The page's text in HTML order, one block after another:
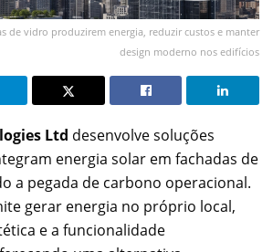
de vidro produzirem energia, reduzir custos e manter
design moderno nos edifícios
Ltd desenvolve soluções
energia solar em fachadas de
a pegada de carbono operacional.
gerar energia no próprio local,
e a funcionalidade